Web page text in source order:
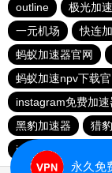
outline
极光加
一元机场
快连
蚂蚁加速器官网
蚂蚁加速npv下载
instagram免费加速
黑豹加速器
猎
ios加速器
永久免